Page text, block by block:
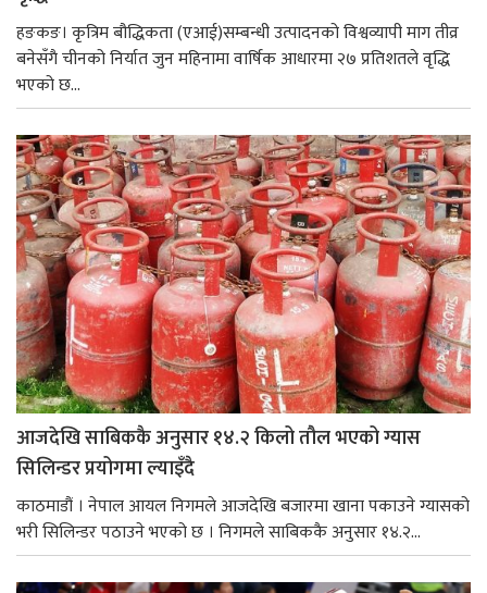
हङकङ। कृत्रिम बौद्धिकता (एआई)सम्बन्धी उत्पादनको विश्वव्यापी माग तीव्र
बनेसँगै चीनको निर्यात जुन महिनामा वार्षिक आधारमा २७ प्रतिशतले वृद्धि
भएको छ...
आजदेखि साबिककै अनुसार १४.२ किलो तौल भएको ग्यास
सिलिन्डर प्रयोगमा ल्याइँदै
काठमाडौं । नेपाल आयल निगमले आजदेखि बजारमा खाना पकाउने ग्यासको
भरी सिलिन्डर पठाउने भएको छ । निगमले साबिककै अनुसार १४.२...